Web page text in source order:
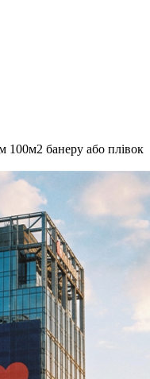
100м2 банеру або плівок